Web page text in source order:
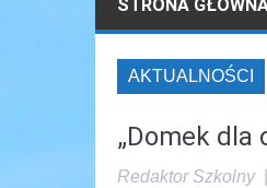
STRONA
AKTUALNOŚCI
„Domek dla
Redaktor Szkolny|